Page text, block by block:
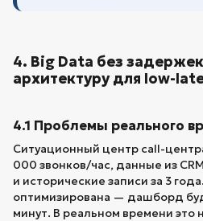
4. Big Data без
архитектуру для low-
4.1 Проблемы реального
Ситуационный центр call-
000 звонков/час, данные из
и исторические записи за 3
оптимизирована — дашборд
минут. В реальном времени это